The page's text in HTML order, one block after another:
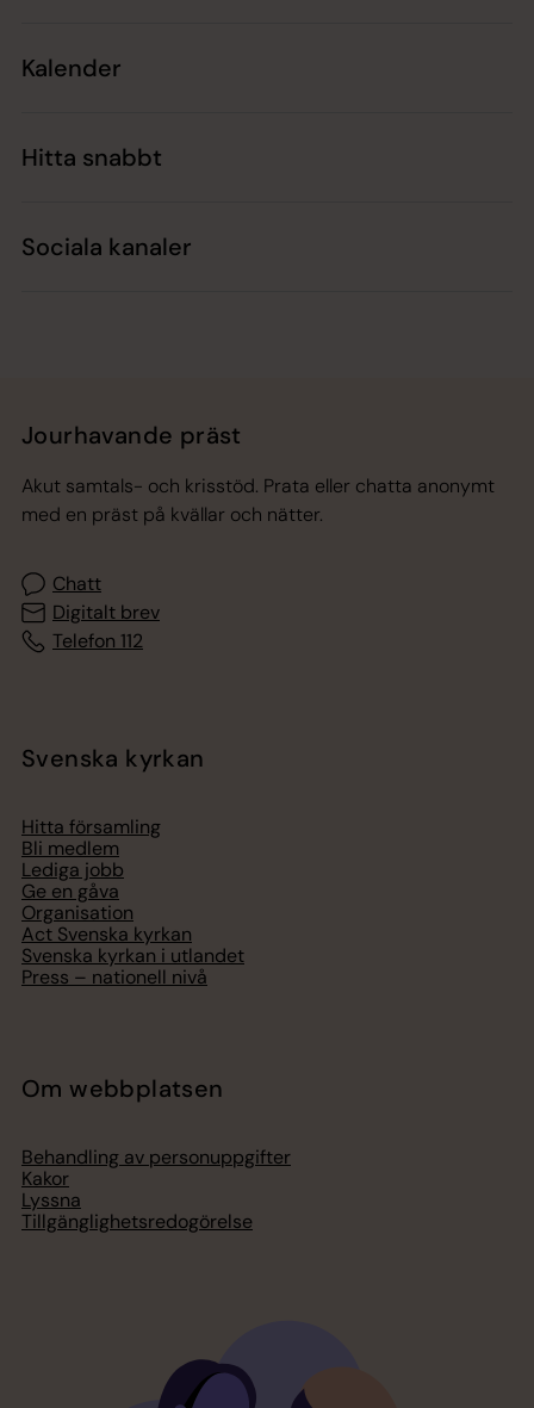
Kalender
Hitta snabbt
Sociala kanaler
Jourhavande präst
Akut samtals- och krisstöd. Prata eller chatta anonymt
med en präst på kvällar och nätter.
Chatt
Digitalt brev
Telefon 112
Svenska kyrkan
Hitta församling
Bli medlem
Lediga jobb
Ge en gåva
Organisation
Act Svenska kyrkan
Svenska kyrkan i utlandet
Press – nationell nivå
Om webbplatsen
Behandling av personuppgifter
Kakor
Lyssna
Tillgänglighetsredogörelse